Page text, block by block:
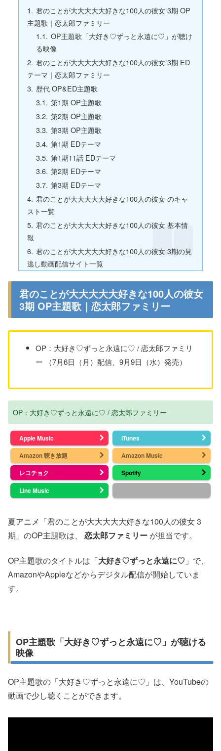
君のことが大大大大大好きな100人の彼女 3期 OP
主題歌｜恋太郎ファミリー
OP主題歌「大好き♡ずっと永遠に♡」が聴け
る映像
君のことが大大大大大好きな100人の彼女 3期 ED
テーマ｜恋太郎ファミリー
歴代 OP&ED主題歌
第1期 OP主題歌
第2期 OP主題歌
第3期 OP主題歌
第1期 EDテーマ
第1期11話 EDテーマ
第2期 EDテーマ
第3期 EDテーマ
君のことが大大大大大好きな100人の彼女 のキャ
スト一覧
君のことが大大大大大好きな100人の彼女 基本情
報
君のことが大大大大大好きな100人の彼女 3期の見
逃し動画配信サイト一覧
君のことが大大大大大好きな100人の彼女
3期 OP主題歌｜恋太郎ファミリー
OP：大好き♡ずっと永遠に♡ / 恋太郎ファミリ
ー （7月6日（月）配信、9月9日（水）発売）
OP：大好き♡ずっと永遠に♡ / 恋太郎ファミリー
Apple Music
iTunes
Amazon 聴き放題
Amazon Music
レコチョク
Spotify
Line Music
夏アニメ「君のことが大大大大大好きな100人の彼女 3
期」のOP主題歌は、 恋太郎ファミリー が担当です。
OP主題歌のタイトルは「大好き♡ずっと永遠に♡ 」で、
AmazonやAppleなどからデジタル配信が開始していま
す。
OP主題歌「大好き♡ずっと永遠に♡」が聴ける
映像
OP主題歌の「大好き♡ずっと永遠に♡」は、YouTubeの
動画で少し聴くことができます。